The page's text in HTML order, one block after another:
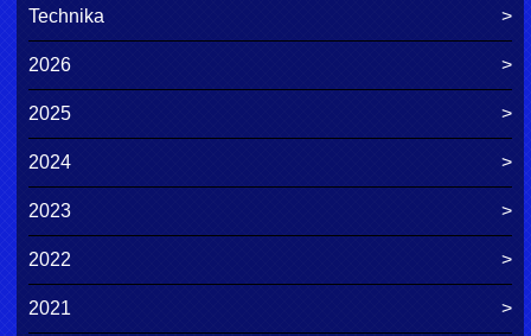
Technika
2026
2025
2024
2023
2022
2021